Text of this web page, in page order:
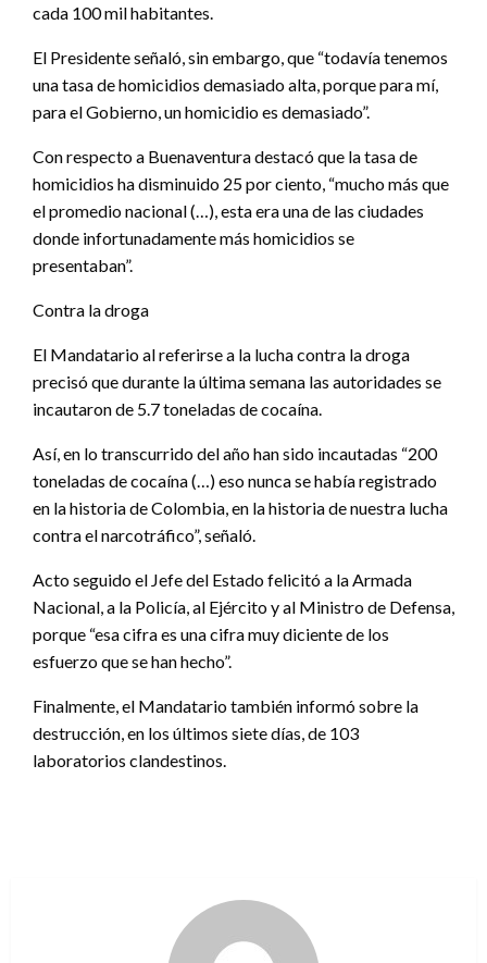
cada 100 mil habitantes.
El Presidente señaló, sin embargo, que “todavía tenemos
una tasa de homicidios demasiado alta, porque para mí,
para el Gobierno, un homicidio es demasiado”.
Con respecto a Buenaventura destacó que la tasa de
homicidios ha disminuido 25 por ciento, “mucho más que
el promedio nacional (…), esta era una de las ciudades
donde infortunadamente más homicidios se
presentaban”.
Contra la droga
El Mandatario al referirse a la lucha contra la droga
precisó que durante la última semana las autoridades se
incautaron de 5.7 toneladas de cocaína.
Así, en lo transcurrido del año han sido incautadas “200
toneladas de cocaína (…) eso nunca se había registrado
en la historia de Colombia, en la historia de nuestra lucha
contra el narcotráfico”, señaló.
Acto seguido el Jefe del Estado felicitó a la Armada
Nacional, a la Policía, al Ejército y al Ministro de Defensa,
porque “esa cifra es una cifra muy diciente de los
esfuerzo que se han hecho”.
Finalmente, el Mandatario también informó sobre la
destrucción, en los últimos siete días, de 103
laboratorios clandestinos.